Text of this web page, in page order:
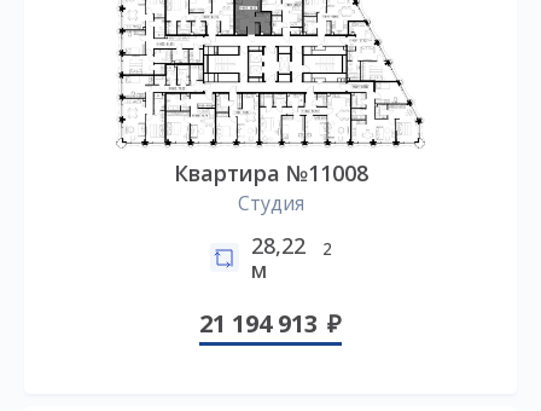
Квартира №11008
Студия
28,22
м
2
21 194 913